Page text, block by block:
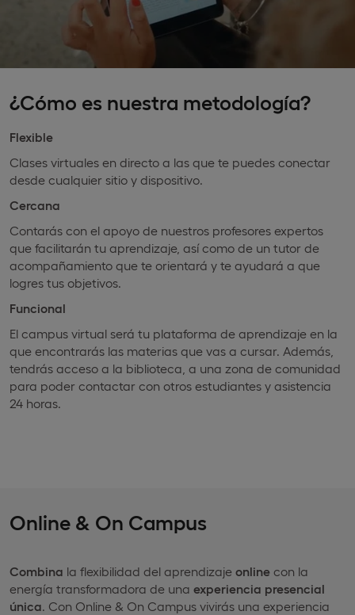
¿Cómo es nuestra metodología?
Flexible
Clases virtuales en directo a las que te puedes conectar
desde cualquier sitio y dispositivo.
Cercana
Contarás con el apoyo de nuestros profesores expertos
que facilitarán tu aprendizaje, así como de un tutor de
acompañamiento que te orientará y te ayudará a que
logres tus objetivos.
Funcional
El campus virtual será tu plataforma de aprendizaje en la
que encontrarás las materias que vas a cursar. Además,
tendrás acceso a la biblioteca, a una zona de comunidad
para poder contactar con otros estudiantes y asistencia
24 horas.
Online & On Campus
Combina la flexibilidad del aprendizaje online con la
energía transformadora de una experiencia presencial
única. Con Online & On Campus vivirás una experiencia